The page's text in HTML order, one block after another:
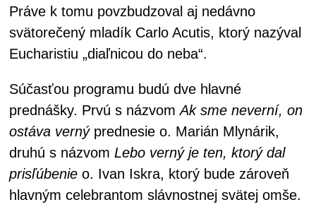
Práve k tomu povzbudzoval aj nedávno
svätorečený mladík Carlo Acutis, ktorý nazýval
Eucharistiu „diaľnicou do neba“.
Súčasťou programu budú dve hlavné
prednášky. Prvú s názvomAk sme neverní, on
ostáva vernýprednesie o. Marián Mlynárik,
druhú s názvom Lebo verný je ten, ktorý dal
prisľúbenie o. Ivan Iskra, ktorý bude zároveň
hlavným celebrantom slávnostnej svätej omše.